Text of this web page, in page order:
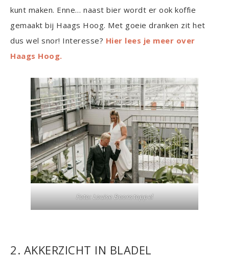
kunt maken. Enne… naast bier wordt er ook koffie
gemaakt bij Haags Hoog. Met goeie dranken zit het
dus wel snor! Interesse? Hier lees je meer over
Haags Hoog.
Foto:Louise Boonstoppel
2. AKKERZICHT IN BLADEL